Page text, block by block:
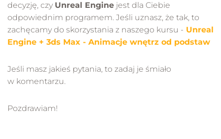
decyzję, czy Unreal Engine jest dla Ciebie
odpowiednim programem. Jeśli uznasz, że tak, to
zachęcamy do skorzystania z naszego kursu - Unreal
Engine + 3ds Max - Animacje wnętrz od podstaw
Jeśli masz jakieś pytania, to zadaj je śmiało
w komentarzu.
Pozdrawiam!